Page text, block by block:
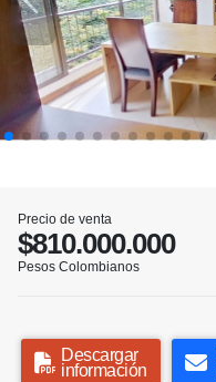
Precio de venta
$810.000.000
Pesos Colombianos
Descargar
información